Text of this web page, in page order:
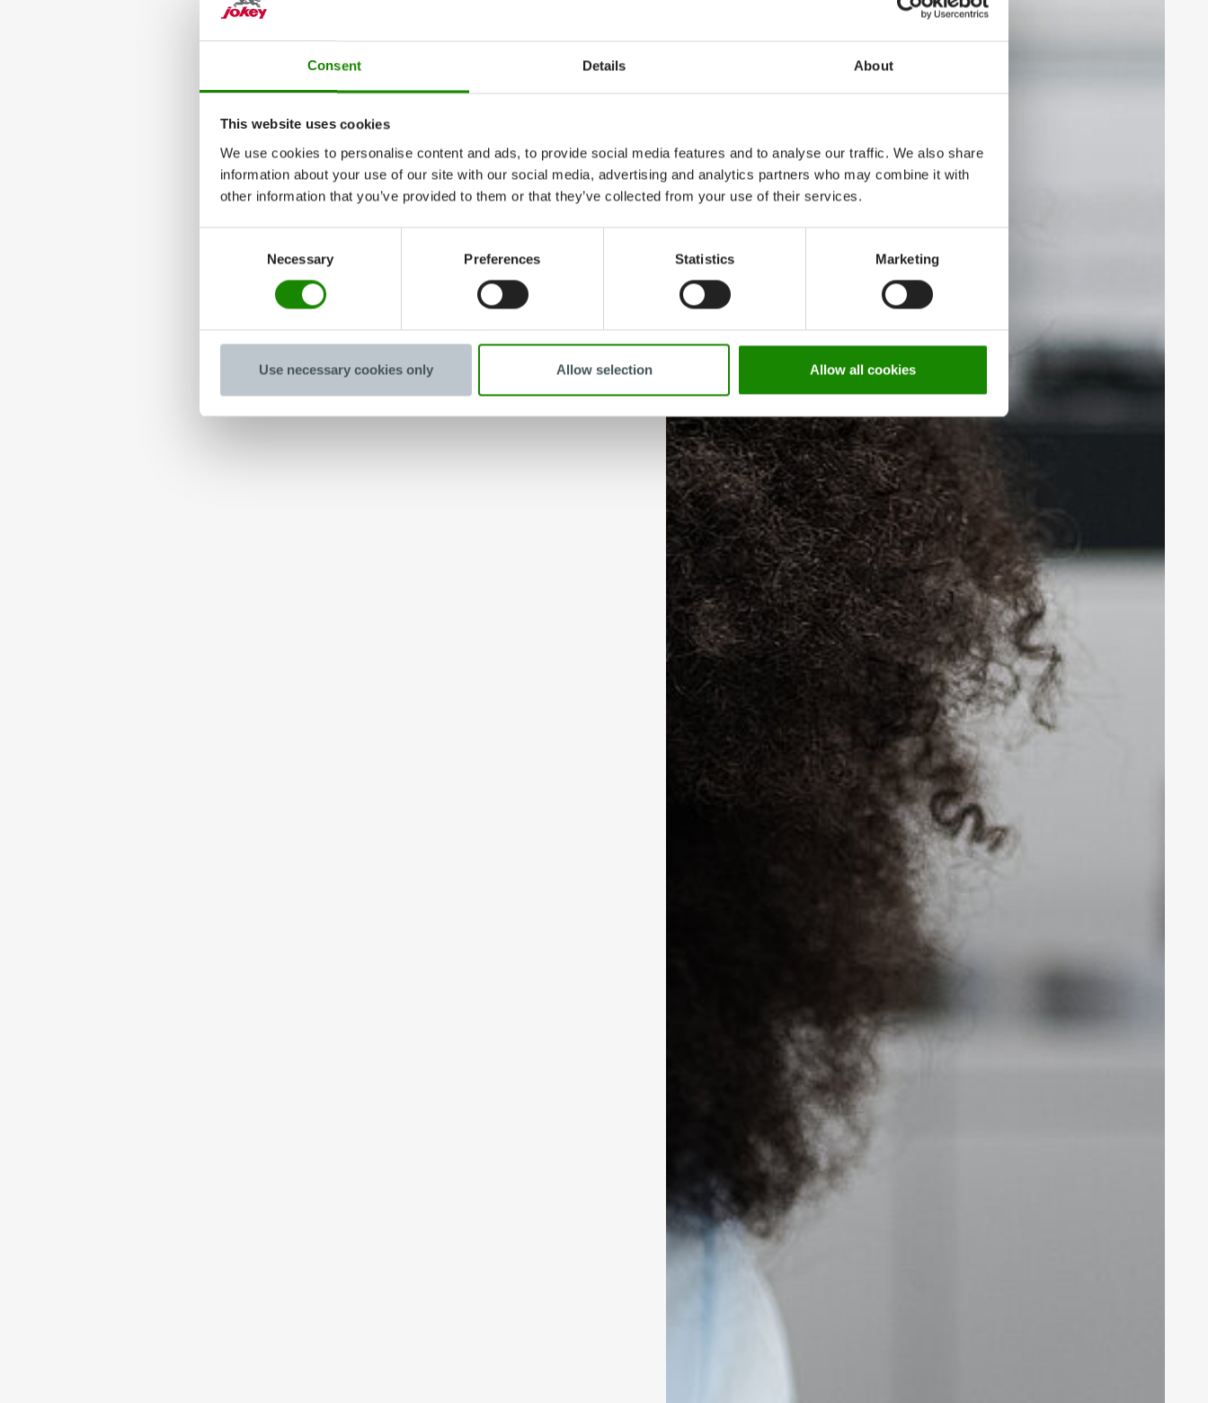
Consent Details About
This website uses cookies
We use cookies to personalise content and ads, to provide social media features and to analyse our traffic. We also share
information about your use of our site with our social media, advertising and analytics partners who may combine it with
other information that you’ve provided to them or that they’ve collected from your use of their services.
Necessary Preferences Statistics Marketing
Use necessary cookies only Allow selection Allow all cookies